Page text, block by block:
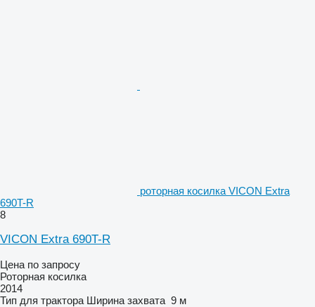
роторная косилка VICON Extra
690T-R
8
VICON Extra 690T-R
Цена по запросу
Роторная косилка
2014
Тип для трактора Ширина захвата 9 м